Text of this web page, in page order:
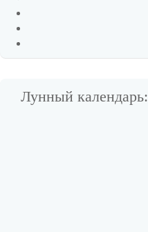
Лунный календарь: